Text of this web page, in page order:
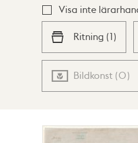
Visa inte
Ritning (1)
Bildkonst (0)